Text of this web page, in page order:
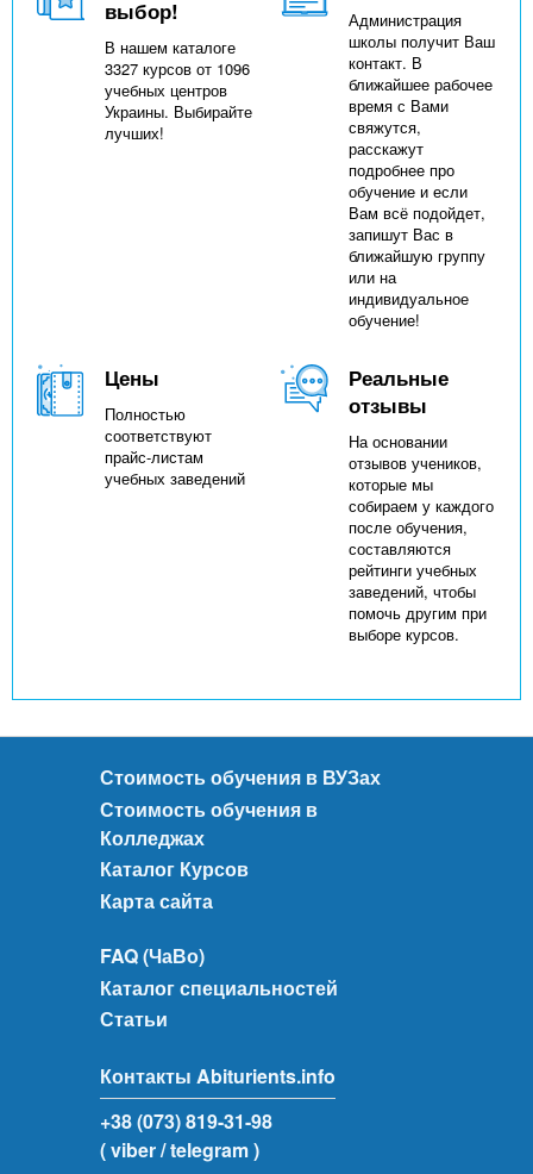
выбор!
В нашем каталоге
3327 курсов от 1096
учебных центров
Украины. Выбирайте
лучших!
Администрация
школы получит Ваш
контакт. В
ближайшее рабочее
время с Вами
свяжутся,
расскажут
подробнее про
обучение и если
Вам всё подойдет,
запишут Вас в
ближайшую группу
или на
индивидуальное
обучение!
Цены
Полностью
соответствуют
прайс-листам
учебных заведений
Реальные
отзывы
На основании
отзывов учеников,
которые мы
собираем у каждого
после обучения,
составляются
рейтинги учебных
заведений, чтобы
помочь другим при
выборе курсов.
Стоимость обучения в ВУЗах
Стоимость обучения в
Колледжах
Каталог Курсов
Карта сайта
FAQ (ЧаВо)
Каталог специальностей
Статьи
Контакты Abiturients.info
+38 (073) 819-31-98
( viber/ telegram )